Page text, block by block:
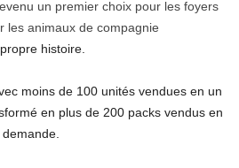
un premier choix pour les foyers
les animaux de compagnie
histoire.
moins de 100 unités vendues en un
en plus de 200 packs vendus en